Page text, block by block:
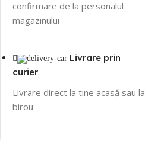
confirmare de la personalul
magazinului
Livrare prin
curier
Livrare direct la tine acasă sau la
birou